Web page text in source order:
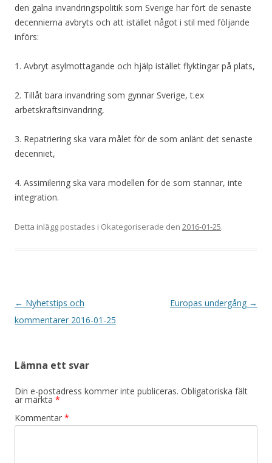
den galna invandringspolitik som Sverige har fört de senaste
decennierna avbryts och att istället något i stil med följande
införs:
1. Avbryt asylmottagande och hjälp istället flyktingar på plats,
2. Tillåt bara invandring som gynnar Sverige, t.ex
arbetskraftsinvandring,
3. Repatriering ska vara målet för de som anlänt det senaste
decenniet,
4. Assimilering ska vara modellen för de som stannar, inte
integration.
Detta inlägg postades i Okategoriserade den 2016-01-25.
Inläggsnavigering
← Nyhetstips och
kommentarer 2016-01-25
Europas undergång →
Lämna ett svar
Din e-postadress kommer inte publiceras. Obligatoriska fält
är märkta *
Kommentar *